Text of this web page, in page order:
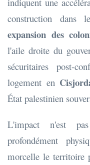
construction dans
expansion des
l'aile droite du
sécuritaires post-
logement en
État palestinien
L'impact n'est
profondément
morcelle le territoire